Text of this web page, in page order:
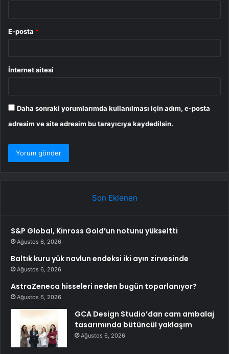
E-posta *
İnternet sitesi
Daha sonraki yorumlarımda kullanılması için adım, e-posta
adresim ve site adresim bu tarayıcıya kaydedilsin.
Son Eklenen
S&P Global, Kinross Gold’un notunu yükseltti
Ağustos 6, 2026
Baltık kuru yük navlun endeksi iki ayın zirvesinde
Ağustos 6, 2026
AstraZeneca hisseleri neden bugün toparlanıyor?
Ağustos 6, 2026
GCA Design Studio’dan cam ambalaj
tasarımında bütüncül yaklaşım
Ağustos 6, 2026